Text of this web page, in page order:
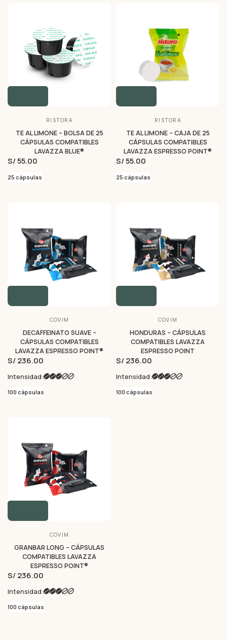
RISTORA
TE AL LIMONE – BOLSA DE 25
CÁPSULAS COMPATIBLES
LAVAZZA BLUE®
S/ 55.00
25 cápsulas
RISTORA
TE AL LIMONE – CAJA DE 25
CÁPSULAS COMPATIBLES
LAVAZZA ESPRESSO POINT®
S/ 55.00
25 cápsulas
COVIM
DECAFFEINATO SUAVE –
CÁPSULAS COMPATIBLES
LAVAZZA ESPRESSO POINT®
S/ 236.00
Intensidad:
100 cápsulas
COVIM
HONDURAS – CÁPSULAS
COMPATIBLES LAVAZZA
ESPRESSO POINT
S/ 236.00
Intensidad:
100 cápsulas
COVIM
GRANBAR LONG – CÁPSULAS
COMPATIBLES LAVAZZA
ESPRESSO POINT®
S/ 236.00
Intensidad:
100 cápsulas